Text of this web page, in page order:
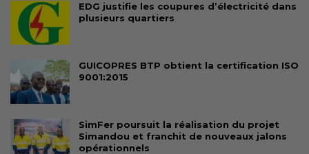
EDG justifie les coupures d’électricité dans
plusieurs quartiers
GUICOPRES BTP obtient la certification ISO
9001:2015
SimFer poursuit la réalisation du projet
Simandou et franchit de nouveaux jalons
opérationnels